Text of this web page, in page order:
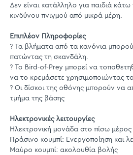
Δεν είναι κατάλληλο για παιδιά
κινδύνου πνιγμού από μικρά μέρη.
Επιπλέον Πληροφορίες
? Τα βλήματα από τα κανόνια
πατώντας τη σκανδάλη.
? Το Bird-of-Prey μπορεί να
να το κρεμάσετε χρησιμοποιώντας
? Οι δίσκοι της οθόνης μπορούν να
τμήμα της βάσης
Ηλεκτρονικές λειτουργίες
Ηλεκτρονική μονάδα στο πίσω μέρος
Πράσινο κουμπί: Ενεργοποίηση και
Μαύρο κουμπί: ακολουθία βολής